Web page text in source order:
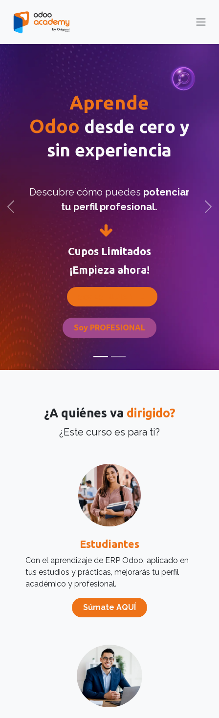
Aprende
Odoo desde cero y
sin experiencia
Descubre cómo puedes potenciar
tu perfil profesional.
Cupos Limitados
¡Empieza ahora!
Soy PROFESIONAL
Anterior
¿A quiénes va dirigido?
¿Este curso es para ti?
Estudiantes
Con el aprendizaje de ERP Odoo, aplicado en
tus estudios y prácticas, mejorarás tu perfil
académico y profesional.
Súmate AQUÍ